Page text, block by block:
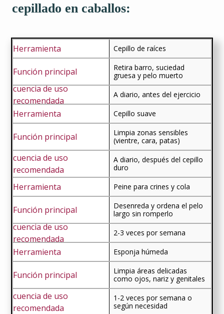
cepillado en caballos:
Cepillo de raíces
Retira barro, suciedad
gruesa y pelo muerto
A diario, antes del ejercicio
Cepillo suave
Limpia zonas sensibles
(vientre, cara, patas)
A diario, después del cepillo
duro
Peine para crines y cola
Desenreda y ordena el pelo
largo sin romperlo
2-3 veces por semana
Esponja húmeda
Limpia áreas delicadas
como ojos, nariz y genitales
1-2 veces por semana o
según necesidad